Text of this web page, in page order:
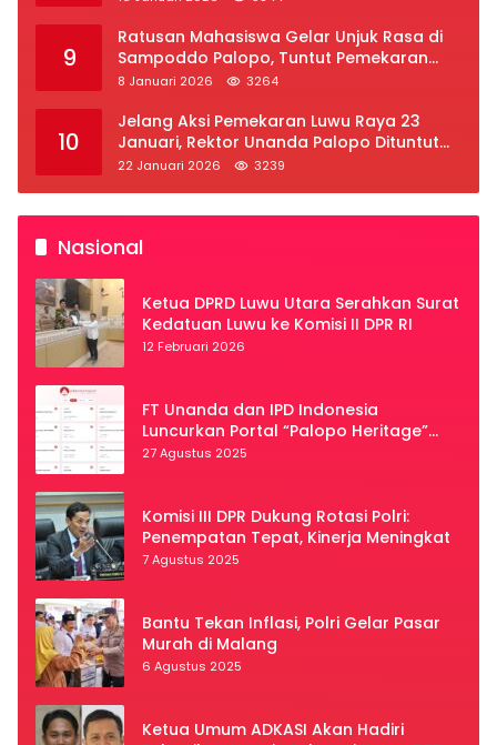
9
Ratusan Mahasiswa Gelar Unjuk Rasa di
Sampoddo Palopo, Tuntut Pemekaran
Provinsi Luwu Raya
8 Januari 2026 3264
10
Jelang Aksi Pemekaran Luwu Raya 23
Januari, Rektor Unanda Palopo Dituntut
Liburkan Mahasiswa
22 Januari 2026 3239
Nasional
Ketua DPRD Luwu Utara Serahkan Surat
Kedatuan Luwu ke Komisi II DPR RI
12 Februari 2026
FT Unanda dan IPD Indonesia
Luncurkan Portal “Palopo Heritage”
Secara Virtual
27 Agustus 2025
Komisi III DPR Dukung Rotasi Polri:
Penempatan Tepat, Kinerja Meningkat
7 Agustus 2025
Bantu Tekan Inflasi, Polri Gelar Pasar
Murah di Malang
6 Agustus 2025
Ketua Umum ADKASI Akan Hadiri